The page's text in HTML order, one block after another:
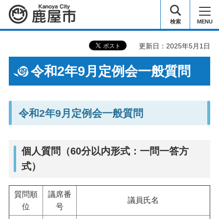
鹿屋市 検索 MENU
更新日：2025年5月1日
令和2年9月定例会一般質問
令和2年9月定例会一般質問
個人質問（60分以内形式：一問一答方
式）
質問順
位
議席番
号
議員氏名